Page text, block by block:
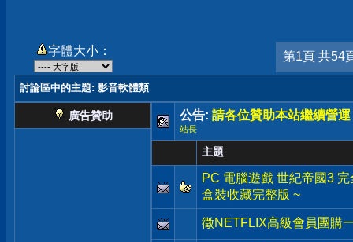
字體大小： 第1頁 共54
討論區中的主題: 影音軟體類
廣告贊助 公告: 請各位贊助本站繼續營運
站長
主題
PC 電腦遊戲 世紀帝國3
盒裝收藏完整版 ~
徵NETFLIX高級會員團購